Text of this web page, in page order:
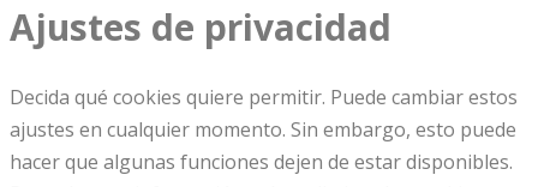
Ajustes de privacidad
Decida qué cookies quiere permitir. Puede cambiar estos
ajustes en cualquier momento. Sin embargo, esto puede
hacer que algunas funciones dejen de estar disponibles.